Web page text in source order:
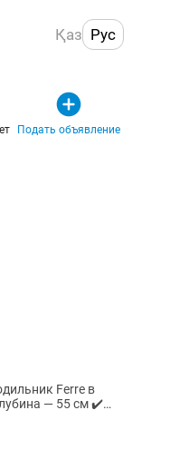
Қаз Рус
Подать объявление